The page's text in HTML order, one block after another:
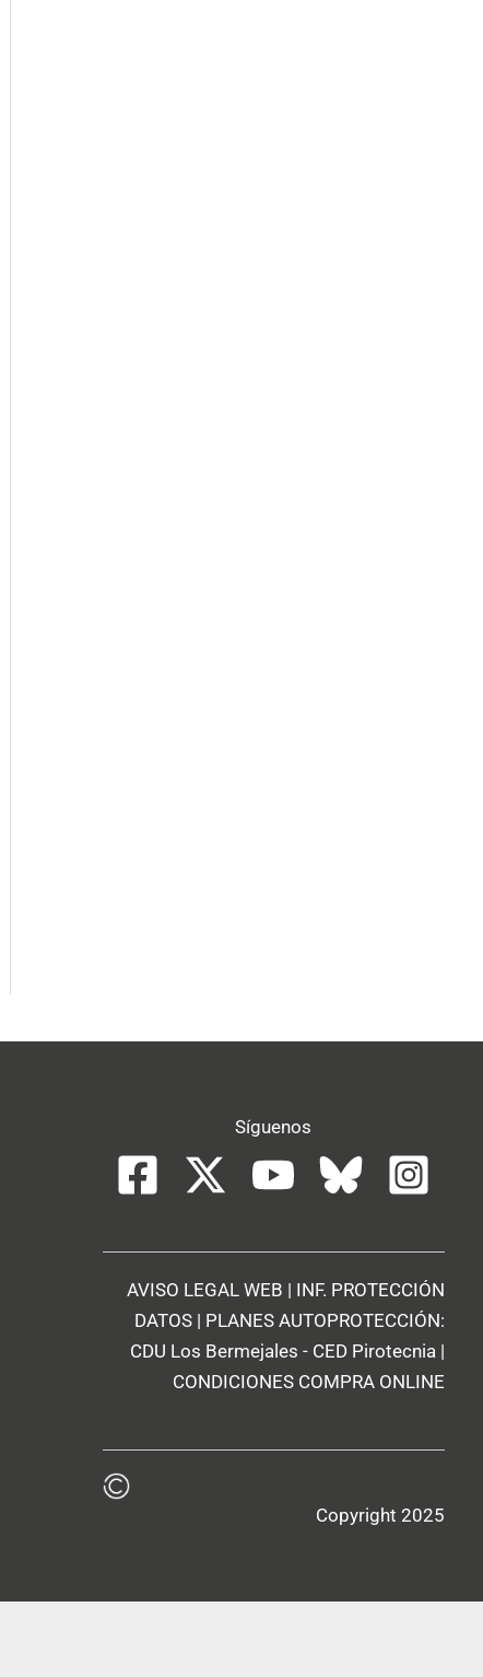
Síguenos
AVISO LEGAL WEB | INF. PROTECCIÓN
DATOS | PLANES AUTOPROTECCIÓN:
CDU Los Bermejales - CED Pirotecnia |
CONDICIONES COMPRA ONLINE
Copyright 2025